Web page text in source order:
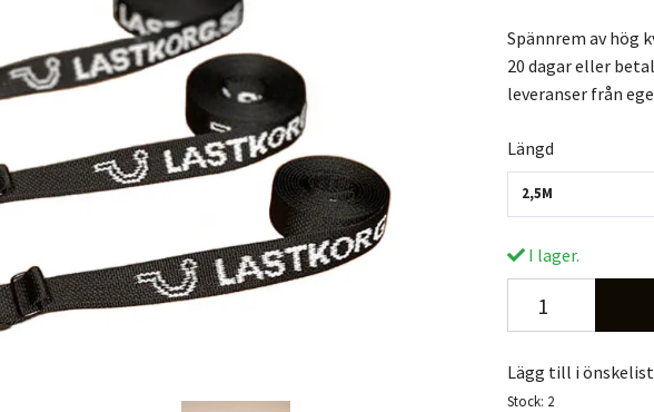
Spännrem av hög
20 dagar eller
leveranser från
Längd
2,5M
I lager.
Lägg till i
Stock: 2